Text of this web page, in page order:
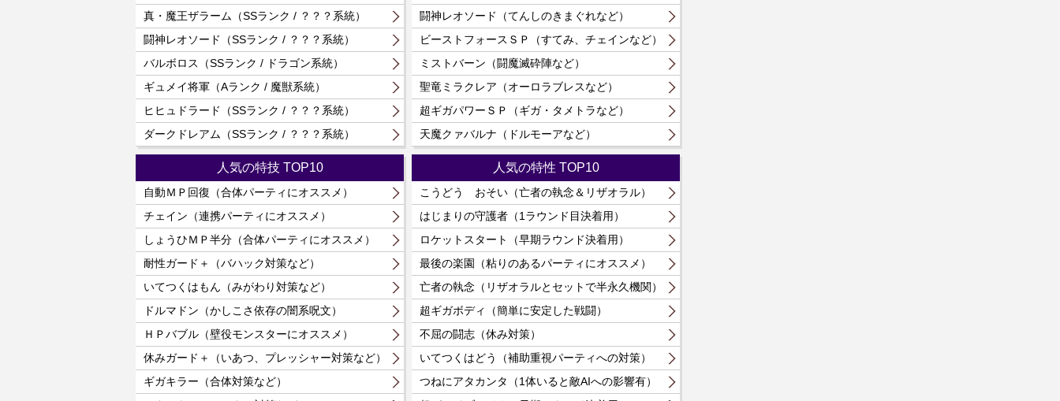
真・魔王ザラーム（SSランク / ？？？系統）
闘神レオソード（SSランク / ？？？系統）
バルボロス（SSランク / ドラゴン系統）
ギュメイ将軍（Aランク / 魔獣系統）
ヒヒュドラード（SSランク / ？？？系統）
ダークドレアム（SSランク / ？？？系統）
闘神レオソード（てんしのきまぐれなど）
ビーストフォースＳＰ（すてみ、チェインなど）
ミストバーン（闘魔滅砕陣など）
聖竜ミラクレア（オーロラブレスなど）
超ギガパワーＳＰ（ギガ・タメトラなど）
天魔クァバルナ（ドルモーアなど）
人気の特技 TOP10
自動ＭＰ回復（合体パーティにオススメ）
チェイン（連携パーティにオススメ）
しょうひＭＰ半分（合体パーティにオススメ）
耐性ガード＋（バハック対策など）
いてつくはもん（みがわり対策など）
ドルマドン（かしこさ依存の闇系呪文）
ＨＰバブル（壁役モンスターにオススメ）
休みガード＋（いあつ、プレッシャー対策など）
ギガキラー（合体対策など）
人気の特性 TOP10
こうどう おそい（亡者の執念＆リザオラル）
はじまりの守護者（1ラウンド目決着用）
ロケットスタート（早期ラウンド決着用）
最後の楽園（粘りのあるパーティにオススメ）
亡者の執念（リザオラルとセットで半永久機関）
超ギガボディ（簡単に安定した戦闘）
不屈の闘志（休み対策）
いてつくはどう（補助重視パーティへの対策）
つねにアタカンタ（1体いると敵AIへの影響有）